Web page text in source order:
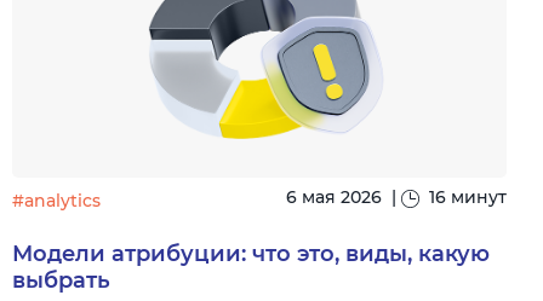
#analytics 6 мая 2026 | 16 минут
Модели атрибуции: что это, виды, какую
выбрать